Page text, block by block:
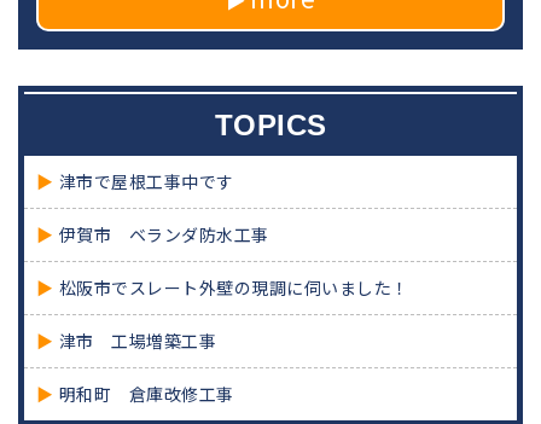
TOPICS
津市で屋根工事中です
伊賀市 ベランダ防水工事
松阪市でスレート外壁の現調に伺いました！
津市 工場増築工事
明和町 倉庫改修工事